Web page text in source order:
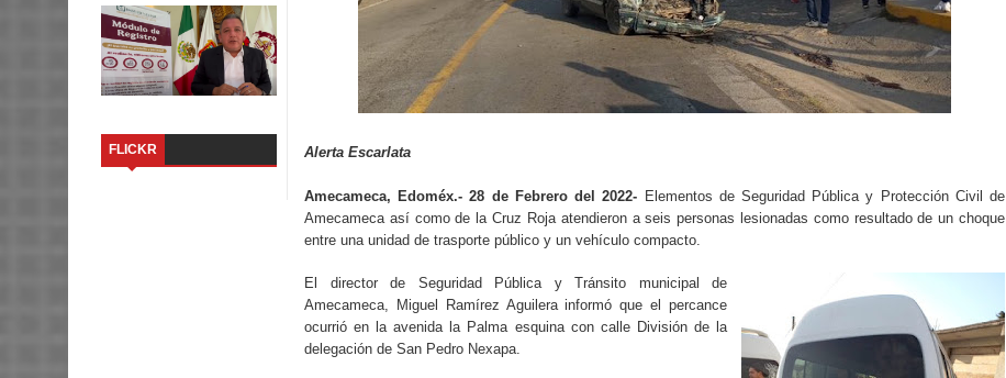
FLICKR Alerta Escarlata
Amecameca, Edoméx.- 28 de Febrero del 2022- Elementos de Seguridad Pública y Protección Civil de
Amecameca así como de la Cruz Roja atendieron a seis personas lesionadas como resultado de un choque
entre una unidad de trasporte público y un vehículo compacto.
El director de Seguridad Pública y Tránsito municipal de
Amecameca, Miguel Ramírez Aguilera informó que el percance
ocurrió en la avenida la Palma esquina con calle División de la
delegación de San Pedro Nexapa.